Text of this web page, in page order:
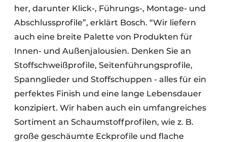
her, darunter Klick-, Führungs-, Montage- und
Abschlussprofile”, erklärt Bosch. “Wir liefern
auch eine breite Palette von Produkten für
Innen- und Außenjalousien. Denken Sie an
Stoffschweißprofile, Seitenführungsprofile,
Spannglieder und Stoffschuppen - alles für ein
perfektes Finish und eine lange Lebensdauer
konzipiert. Wir haben auch ein umfangreiches
Sortiment an Schaumstoffprofilen, wie z. B.
große geschäumte Eckprofile und flache